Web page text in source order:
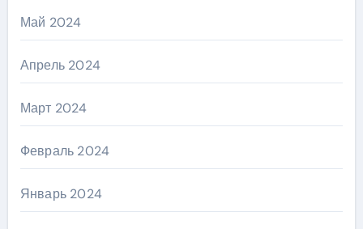
Май 2024
Апрель 2024
Март 2024
Февраль 2024
Январь 2024